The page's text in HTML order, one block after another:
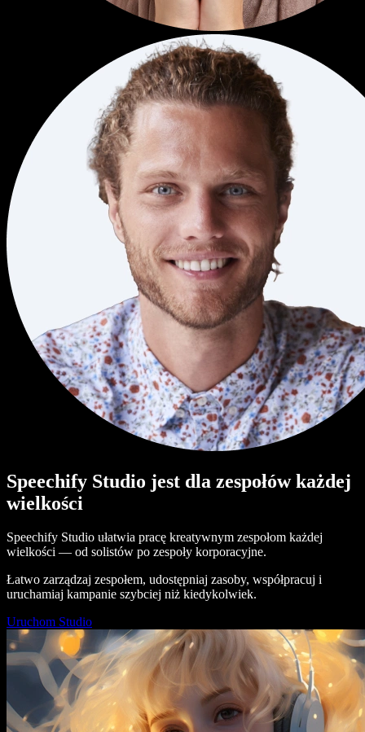
Speechify Studio jest dla zespołów każdej
wielkości
Speechify Studio ułatwia pracę kreatywnym zespołom każdej
wielkości — od solistów po zespoły korporacyjne.
Łatwo zarządzaj zespołem, udostępniaj zasoby, współpracuj i
uruchamiaj kampanie szybciej niż kiedykolwiek.
Uruchom Studio